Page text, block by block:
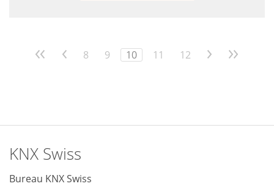
<< < 8 9 10 11 12 > >>
KNX Swiss
Bureau KNX Swiss